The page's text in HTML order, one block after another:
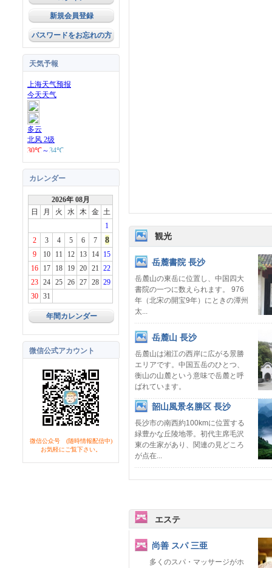
新規会員登録
パスワードをお忘れの方
天気予報
カレンダー
2026年 08月
日
月 火 水 木 金 土
1
2
3 4 5 6 7 8
9 10 11 12 13 14
15
16
17 18 19 20 21 22
23
24 25 26 27 28 29
30
31
年間カレンダー
微信公式アカウント
微信公众号 (随時情報配信中)
お気軽にご覧下さい。
観光
岳麓書院 長沙
岳麓山の東岳に位置し、中国四大
書院の一つに数えられます。 976
年（北宋の開宝9年）にときの潭州
太...
岳麓山 長沙
岳麓山は湘江の西岸に広がる景勝
エリアです。中国五岳のひとつ、
衡山の山麓という意味で岳麓と呼
ばれています。
韶山風景名勝区 長沙
長沙市の南西約100kmに位置する
緑豊かな丘陵地帯。初代主席毛沢
東の生家があり、関連の見どころ
が点在...
エステ
尚善 スパ 三亜
多くのスパ・マッサージがホ